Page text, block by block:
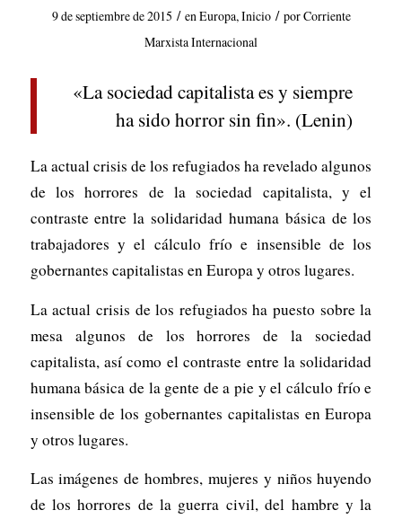
9 de septiembre de 2015 / en Europa, Inicio / porCorriente
Marxista Internacional
«La sociedad capitalista es y siempre
ha sido horror sin fin». (Lenin)
La actual crisis de los refugiados ha revelado algunos
de los horrores de la sociedad capitalista, y el
contraste entre la solidaridad humana básica de los
trabajadores y el cálculo frío e insensible de los
gobernantes capitalistas en Europa y otros lugares.
La actual crisis de los refugiados ha puesto sobre la
mesa algunos de los horrores de la sociedad
capitalista, así como el contraste entre la solidaridad
humana básica de la gente de a pie y el cálculo frío e
insensible de los gobernantes capitalistas en Europa
y otros lugares.
Las imágenes de hombres, mujeres y niños huyendo
de los horrores de la guerra civil, del hambre y la